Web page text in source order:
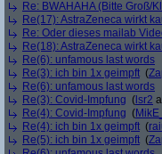
Re: BWAHAHA (Bitte Groß/
Re(17): AstraZeneca wirkt
Re: Oder dieses mailab
Re(18): AstraZeneca wirkt
Re(6): unfamous last words
Re(3): ich bin 1x geimpft (
Re(6): unfamous last words
Re(3): Covid-Impfung ( lsr2
Re(4): Covid-Impfung (MikE_
Re(4): ich bin 1x geimpft (
Re(5): ich bin 1x geimpft (